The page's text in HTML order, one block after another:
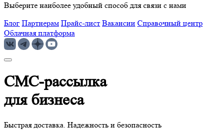
Выберите наиболее удобный способ для связи с нами
Блог Партнерам Прайс-лист Вакансии Справочный центр
Облачная платформа
СМС-рассылка
для бизнеса
Быстрая доставка. Надежность и безопасность